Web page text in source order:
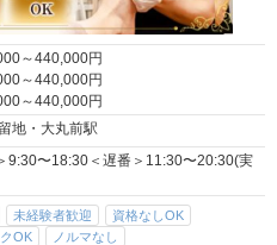
～440,000円
～440,000円
～440,000円
地・大丸前駅
9:30〜18:30＜遅番＞11:30〜20:30(実
未経験者歓迎
資格なしOK
OK ノルマなし